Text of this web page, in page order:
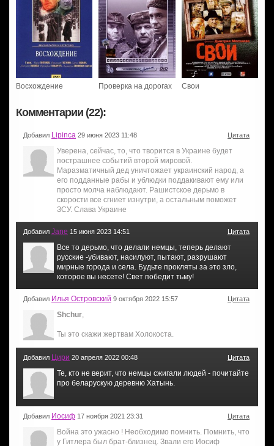
Восхождение Проверка на дорогах Свои
Комментарии (22):
Добавил Lipinca 29 июня 2023 11:48 Цитата
Уверена, сейчас, то, что творится в Украине будет
пострашнее событий второй мировой.
Маразматичный дед уничтожает украинский народ, а
его подданные рабы и ублюдки поддакивают ему или
просто молча наблюдают. Рашистское дерьмо в
скорости все сгниет изнутри, а остальным поможет
ЗСУ. Слава Украине
Добавил Jane 15 июня 2023 14:51 Цитата
Все то дерьмо, что делали немцы, теперь делают
русские -убивают, насилуют, пытают, разрушают
мирные города и села. Будьте прокляты за это зло,
которое вы несете! Свет победит тьму!
Добавил Илья Островский 9 октября 2022 15:57 Цитата
Shchur
Ты это скажи жертвам Холокоста.
Добавил Цири 20 апреля 2022 00:48 Цитата
Те, кто не верит, что немцы сжигали людей - почитайте
про беларускую деревню Хатынь.
Добавил Иосиф 17 ноября 2021 23:31 Цитата
Война это ужасно ! Необходимо помнить. Помнить, что
у Гитлера был брат-близнец. Звали его Иосиф